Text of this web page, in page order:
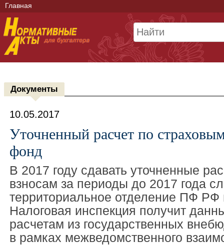
Главная
Документы
10.05.2017
Уточненный расчет по
фонд
В 2017 году сдавать уточненные
взносам за периоды до 2017 года
территориальное отделение ПФ
Налоговая инспекция получит
расчетам из государственных
в рамках межведомственного